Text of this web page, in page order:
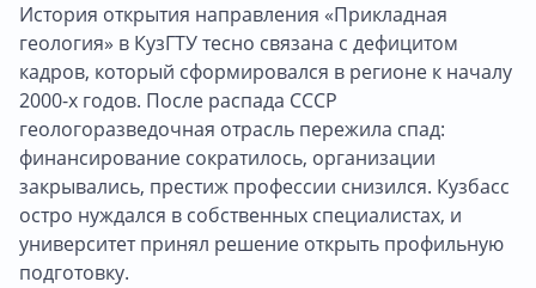
История открытия направления «Прикладная
геология» в КузГТУ тесно связана с дефицитом
кадров, который сформировался в регионе к началу
2000-х годов. После распада СССР
геологоразведочная отрасль пережила спад:
финансирование сократилось, организации
закрывались, престиж профессии снизился. Кузбасс
остро нуждался в собственных специалистах, и
университет принял решение открыть профильную
подготовку.